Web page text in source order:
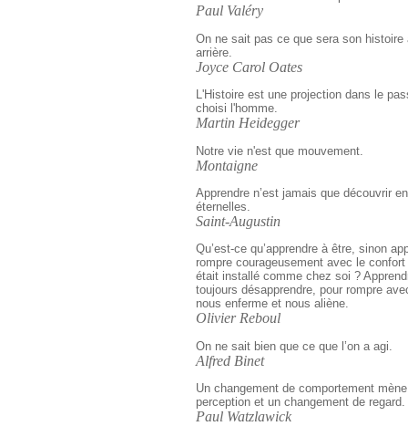
Paul Valéry
On ne sait pas ce que sera son histoire
arrière.
Joyce Carol Oates
L'Histoire est une projection dans le
choisi l'homme.
Martin Heidegger
Notre vie n'est que mouvement.
Montaigne
Apprendre n’est jamais que découvrir
éternelles.
Saint-Augustin
Qu’est-ce qu’apprendre à être, sinon
rompre courageusement avec le
était installé comme chez soi ?
toujours désapprendre, pour rompre
nous enferme et nous aliène.
Olivier Reboul
On ne sait bien que ce que l’on a agi.
Alfred Binet
Un changement de comportement
perception et un changement de regard.
Paul Watzlawick